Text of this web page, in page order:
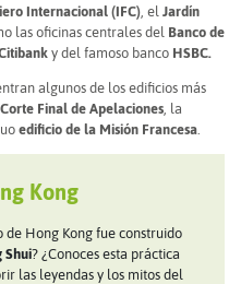
Internacional (IFC) , el Jardín
las oficinas centrales del Banco de
y del famoso banco HSBC.
algunos de los edificios más
Corte Final de Apelaciones , la
edificio de la Misión Francesa
Kong
de Hong Kong fue construido
Shui? ¿Conoces esta práctica
las leyendas y los mitos del